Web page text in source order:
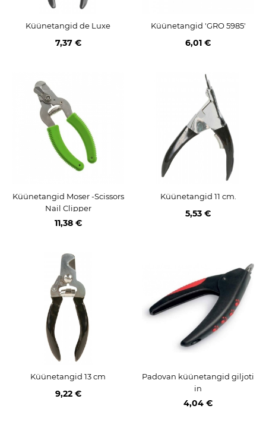
Küünetangid de Luxe
7,37 €
Küünetangid 'GRO 5985'
6,01 €
Küünetangid Moser -Scissors
Nail Clipper
11,38 €
Küünetangid 11 cm.
5,53 €
Küünetangid 13 cm
9,22 €
Padovan küünetangid giljoti
in
4,04 €